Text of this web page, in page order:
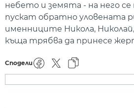
небето и земята - на него
пускат обратно уловената
именниците Никола,
къща трябва да принесе
Сподели